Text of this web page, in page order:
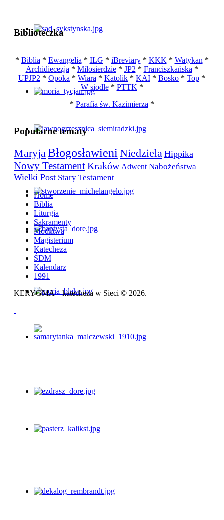
Biblioteczka
* Biblia * Ewangelia * ILG * iBreviary* KKK * Watykan *
Archidiecezja * Miłosierdzie* JP2 * Franciszkańska *
UPJP2 * Opoka * Wiara * Katolik * KAI * Bosko * Top *
W siodle* PTTK *
* Parafia św. Kazimierza *
Popularne tematy
MaryjaBłogosławieniNiedziela Hippika
Nowy TestamentKraków Adwent Nabożeństwa
Wielki Post Stary Testament
Home
Biblia
Liturgia
Sakramenty
Modlitwa
Magisterium
Katecheza
ŚDM
Kalendarz
1991
KERYGMA – katecheza w Sieci © 2026.